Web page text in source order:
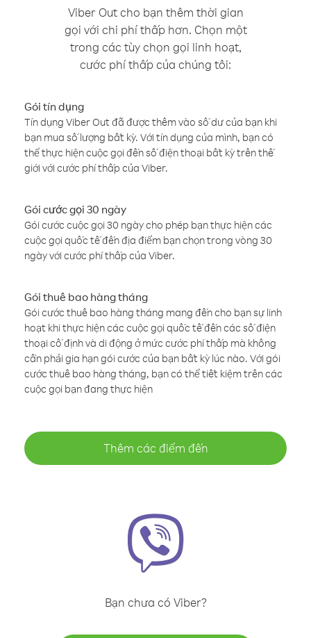
Viber Out cho bạn thêm thời gian
gọi với chi phí thấp hơn. Chọn một
trong các tùy chọn gọi linh hoạt,
cước phí thấp của chúng tôi:
Gói tín dụng
Tín dụng Viber Out đã được thêm vào số dư của bạn khi
bạn mua số lượng bất kỳ. Với tín dụng của mình, bạn có
thể thực hiện cuộc gọi đến số điện thoại bất kỳ trên thế
giới với cước phí thấp của Viber.
Gói cước gọi 30 ngày
Gói cước cuộc gọi 30 ngày cho phép bạn thực hiện các
cuộc gọi quốc tế đến địa điểm bạn chọn trong vòng 30
ngày với cước phí thấp của Viber.
Gói thuê bao hàng tháng
Gói cước thuê bao hàng tháng mang đến cho bạn sự linh
hoạt khi thực hiện các cuộc gọi quốc tế đến các số điện
thoại cố định và di động ở mức cước phí thấp mà không
cần phải gia hạn gói cước của bạn bất kỳ lúc nào. Với gói
cước thuê bao hàng tháng, bạn có thể tiết kiệm trên các
cuộc gọi bạn đang thực hiện
Thêm các điểm đến
Bạn chưa có Viber?